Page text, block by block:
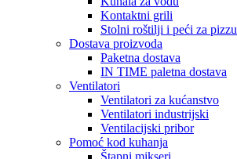
Kontaktni grili
Stolni roštilji i peći za pizzu
Dostava proizvoda
Paketna dostava
IN TIME paletna dostava
Ventilatori
Ventilatori za kućanstvo
Ventilatori industrijski
Ventilacijski pribor
Pomoć kod kuhanja
Štapni mikseri